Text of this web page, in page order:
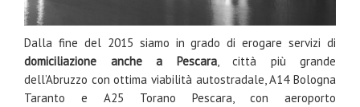
Dalla fine del 2015 siamo in grado di erogare servizi di
domiciliazione anche a Pescara, città più grande
dell’Abruzzo con ottima viabilità autostradale, A14 Bologna
Taranto e A25 Torano Pescara, con aeroporto